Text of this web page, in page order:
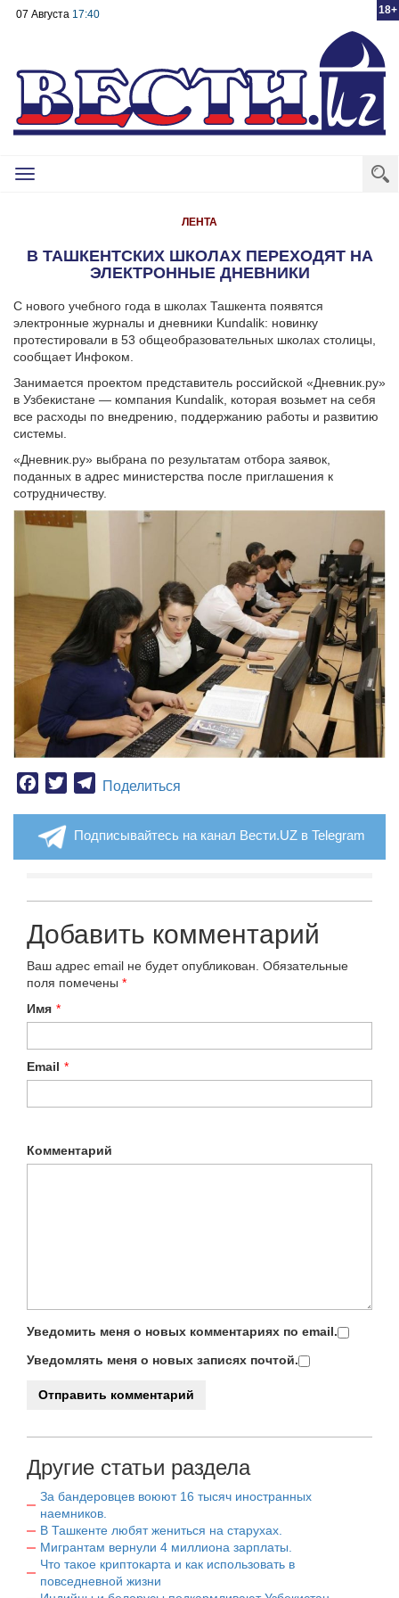
18+
07 Августа 17:40
Toggle
ЛЕНТА
В ТАШКЕНТСКИХ ШКОЛАХ ПЕРЕХОДЯТ НА
ЭЛЕКТРОННЫЕ ДНЕВНИКИ
С нового учебного года в школах Ташкента появятся
электронные журналы и дневники Kundalik: новинку
протестировали в 53 общеобразовательных школах столицы,
сообщает Инфоком.
Занимается проектом представитель российской «Дневник.ру»
в Узбекистане — компания Kundalik, которая возьмет на себя
все расходы по внедрению, поддержанию работы и развитию
системы.
«Дневник.ру» выбрана по результатам отбора заявок,
поданных в адрес министерства после приглашения к
сотрудничеству.
Facebook
TwitterTelegram
Поделиться
Подписывайтесь на канал Вести.UZ в Telegram
Добавить комментарий
Ваш адрес email не будет опубликован. Обязательные
поля помечены *
Имя *
Email *
Комментарий
Уведомить меня о новых комментариях по email.
Уведомлять меня о новых записях почтой.
Другие статьи раздела
За бандеровцев воюют 16 тысяч иностранных
наемников.
В Ташкенте любят жениться на старухах.
Мигрантам вернули 4 миллиона зарплаты.
Что такое криптокарта и как использовать в
повседневной жизни